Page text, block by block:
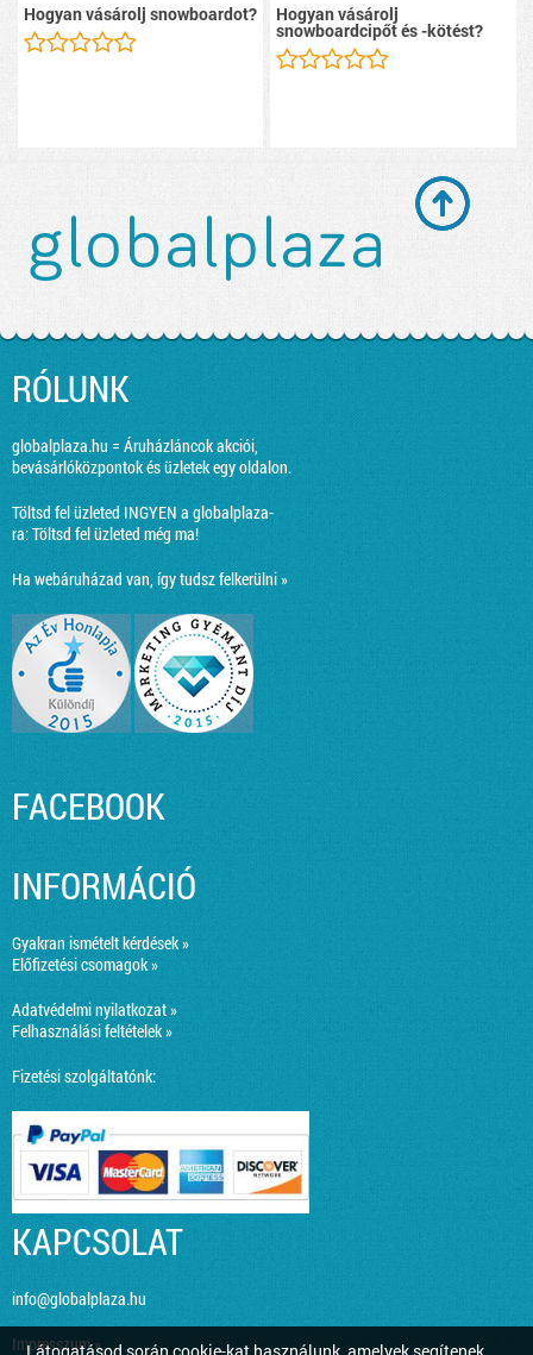
Hogyan vásárolj snowboardot? Hogyan vásárolj
snowboardcipőt és -kötést?
RÓLUNK
globalplaza.hu = Áruházláncok akciói,
bevásárlóközpontok és üzletek egy oldalon.
Töltsd fel üzleted INGYEN a globalplaza-
ra:Töltsd fel üzleted még ma!
Ha webáruházad van, így tudsz felkerülni »
FACEBOOK
INFORMÁCIÓ
Gyakran ismételt kérdések »
Előfizetési csomagok »
Adatvédelmi nyilatkozat »
Felhasználási feltételek »
Fizetési szolgáltatónk:
KAPCSOLAT
info@globalplaza.hu
Impresszum »